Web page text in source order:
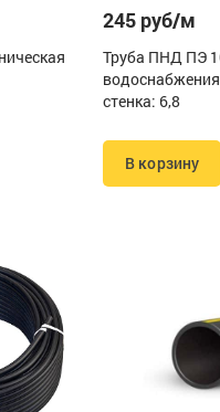
245 руб/м
Труба ПНД ПЭ
стенка: 6,8
В корзину